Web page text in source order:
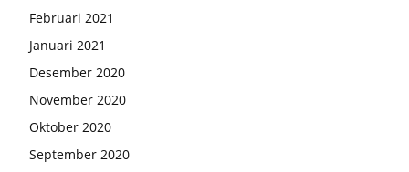
Februari 2021
Januari 2021
Desember 2020
November 2020
Oktober 2020
September 2020